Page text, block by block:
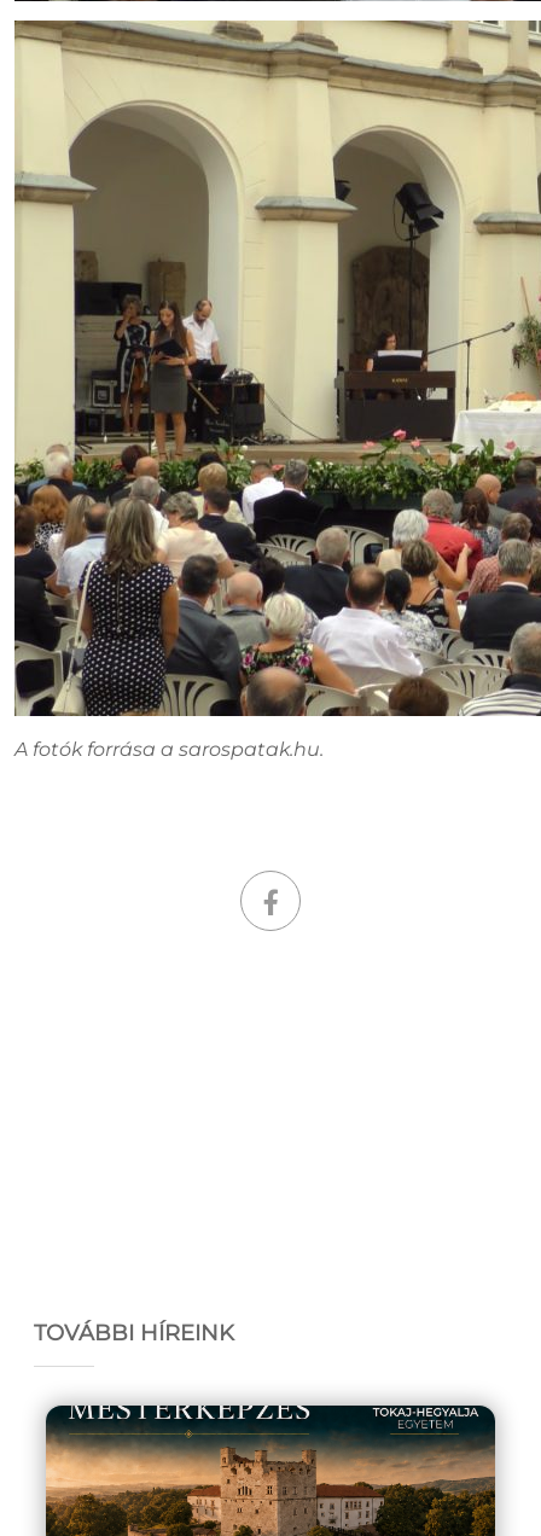
A fotók forrása a sarospatak.hu.
TOVÁBBI HÍREINK